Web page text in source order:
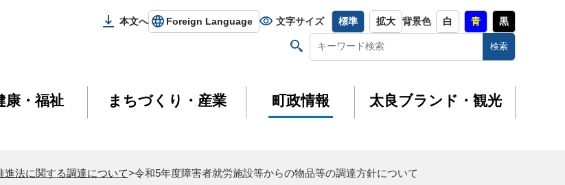
本文へ Foreign Language 文字サイズ 標準 拡大 背景色 白 青 黒
康・福祉 まちづくり・産業 町政情報 太良ブランド・観光
進法に関する調達について>令和5年度障害者就労施設等からの物品等の調達方針について